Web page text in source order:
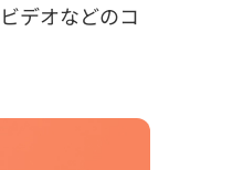
デオなどのコ